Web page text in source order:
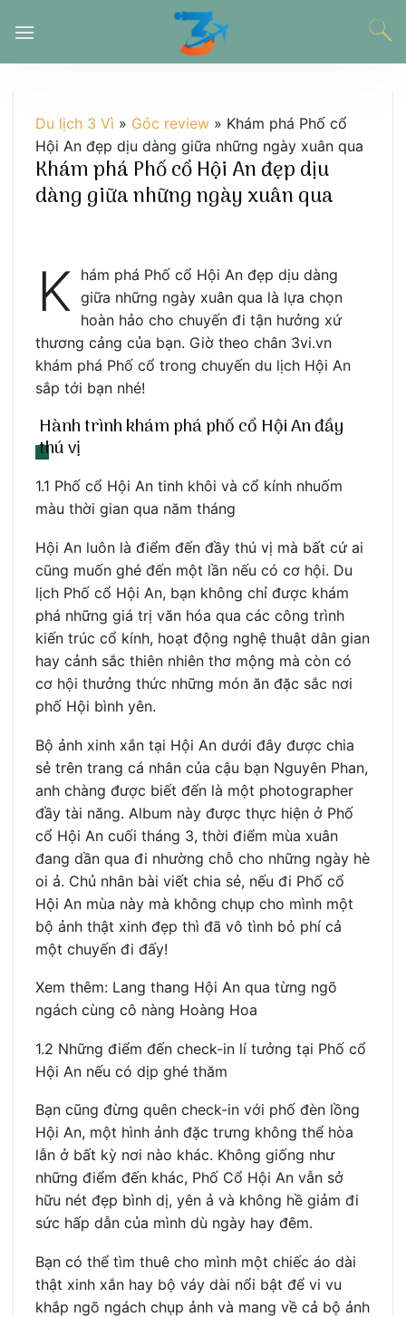
đến
Du lịch 3 Vì » Góc review » Khám phá Phố cổ
Hội An đẹp dịu dàng giữa những ngày xuân qua
Khám phá Phố cổ Hội An đẹp dịu
dàng giữa những ngày xuân qua
K hám phá Phố cổ Hội An đẹp dịu dàng
giữa những ngày xuân qua là lựa chọn
hoàn hảo cho chuyến đi tận hưởng xứ
thương cảng của bạn. Giờ theo chân 3vi.vn
khám phá Phố cổ trong chuyến du lịch Hội An
sắp tới bạn nhé!
Hành trình khám phá phố cổ Hội An đầy
thú vị
1.1 Phố cổ Hội An tinh khôi và cổ kính nhuốm
màu thời gian qua năm tháng
Hội An luôn là điểm đến đầy thú vị mà bất cứ ai
cũng muốn ghé đến một lần nếu có cơ hội. Du
lịch Phố cổ Hội An, bạn không chỉ được khám
phá những giá trị văn hóa qua các công trình
kiến trúc cổ kính, hoạt động nghệ thuật dân gian
hay cảnh sắc thiên nhiên thơ mộng mà còn có
cơ hội thưởng thức những món ăn đặc sắc nơi
phố Hội bình yên.
Bộ ảnh xinh xắn tại Hội An dưới đây được chia
sẻ trên trang cá nhân của cậu bạn Nguyên Phan,
anh chàng được biết đến là một photographer
đầy tài năng. Album này được thực hiện ở Phố
cổ Hội An cuối tháng 3, thời điểm mùa xuân
đang dần qua đi nhường chỗ cho những ngày hè
oi ả. Chủ nhân bài viết chia sẻ, nếu đi Phố cổ
Hội An mùa này mà không chụp cho mình một
bộ ảnh thật xinh đẹp thì đã vô tình bỏ phí cả
một chuyến đi đấy!
Xem thêm: Lang thang Hội An qua từng ngõ
ngách cùng cô nàng Hoàng Hoa
1.2 Những điểm đến check-in lí tưởng tại Phố cổ
Hội An nếu có dịp ghé thăm
Bạn cũng đừng quên check-in với phố đèn lồng
Hội An, một hình ảnh đặc trưng không thể hòa
lẫn ở bất kỳ nơi nào khác. Không giống như
những điểm đến khác, Phố Cổ Hội An vẫn sở
hữu nét đẹp bình dị, yên ả và không hề giảm đi
sức hấp dẫn của mình dù ngày hay đêm.
Bạn có thể tìm thuê cho mình một chiếc áo dài
thật xinh xắn hay bộ váy dài nổi bật để vi vu
khắp ngõ ngách chụp ảnh và mang về cả bộ ảnh